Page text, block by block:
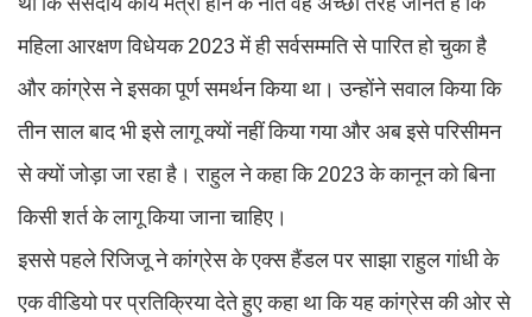
महिला आरक्षण विधेयक 2023 में ही सर्वसम्मति से पारित हो चुका है
और कांग्रेस ने इसका पूर्ण समर्थन किया था। उन्होंने सवाल किया कि
तीन साल बाद भी इसे लागू क्यों नहीं किया गया और अब इसे परिसीमन
से क्यों जोड़ा जा रहा है। राहुल ने कहा कि 2023 के कानून को बिना
किसी शर्त के लागू किया जाना चाहिए।
इससे पहले रिजिजू ने कांग्रेस के एक्स हैंडल पर साझा राहुल गांधी के
एक वीडियो पर प्रतिक्रिया देते हुए कहा था कि यह कांग्रेस की ओर से